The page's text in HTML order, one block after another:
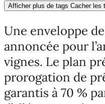
Afficher plus de tags Cacher les
Une enveloppe
annoncée pour
vignes. Le plan
prorogation de
garantis à 70 %